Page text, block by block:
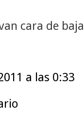
cara de
a las 0:33